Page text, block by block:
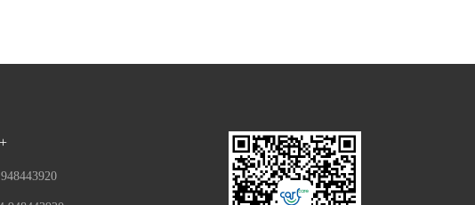
948443920